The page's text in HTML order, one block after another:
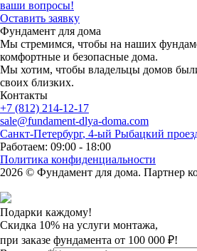
ваши вопросы!
Оставить заявку
Фундамент для дома
Мы стремимся, чтобы на наших
комфортные и безопасные дома.
Мы хотим, чтобы владельцы домов
своих близких.
Контакты
+7 (812) 214-12-17
sale@fundament-dlya-doma.com
Санкт-Петербург, 4-ый Рыбацкий
Работаем: 09:00 - 18:00
Политика конфиденциальности
2026 © Фундамент для дома. Партнер
Подарки каждому!
Скидка 10% на услуги монтажа,
при заказе фундамента от 100 000 ₽!